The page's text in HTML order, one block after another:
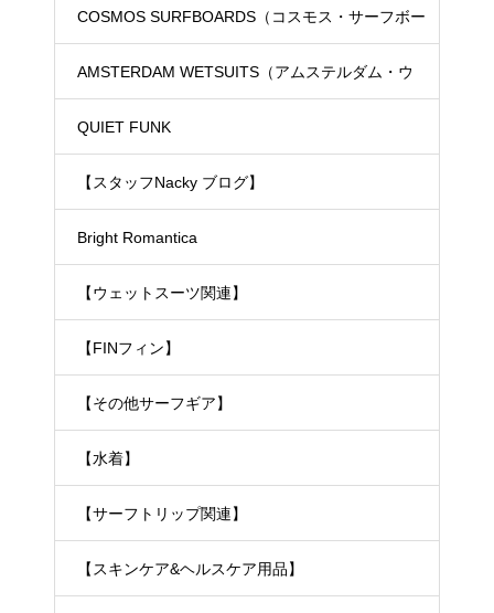
COSMOS SURFBOARDS（コスモス・サーフボー
ド）
AMSTERDAM WETSUITS（アムステルダム・ウ
ェットスーツ）
QUIET FUNK
【スタッフNacky ブログ】
Bright Romantica
【ウェットスーツ関連】
【FINフィン】
【その他サーフギア】
【水着】
【サーフトリップ関連】
【スキンケア&ヘルスケア用品】